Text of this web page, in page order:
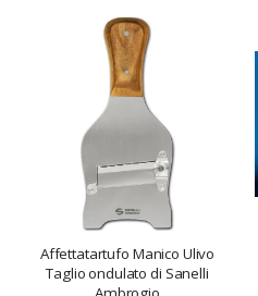
Affettatartufo Manico Ulivo
Taglio ondulato di Sanelli